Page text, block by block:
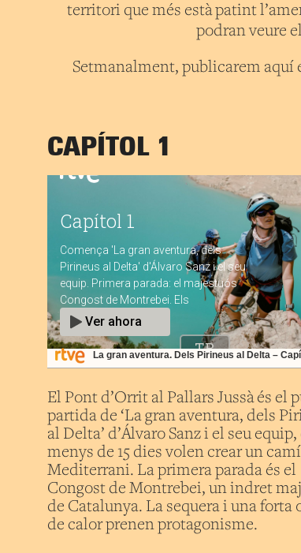
territori que més està patint
podran veure
Setmanalment, publicarem aquí
CAPÍTOL 1
La gran aventura. Dels Pirineus al Delta –
El Pont d’Orrit al Pallars Jussà és el
partida de ‘La gran aventura, dels
al Delta’ d’Álvaro Sanz i el seu
menys de 15 dies volen crear un
Mediterrani. La primera parada és el
Congost de Montrebei, un indret
de Catalunya. La sequera i una forta
de calor prenen protagonisme.